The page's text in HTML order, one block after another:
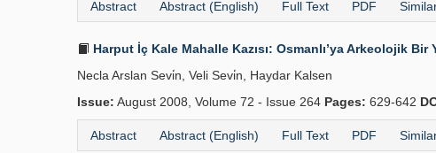
Abstract Abstract (English) Full Text PDF
Harput İç Kale Mahalle Kazısı: Osmanlı’ya Arkeolojik Bir
Necla Arslan Sevi̇n, Veli Sevi̇n, Haydar Kalsen
Issue: August 2008, Volume 72 - Issue 264 Pages: 629-642
Abstract Abstract (English) Full Text PDF